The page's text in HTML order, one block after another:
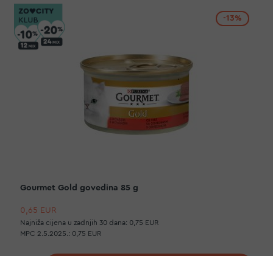
-13%
Gourmet Gold govedina 85 g
0,65 EUR
Najniža cijena u zadnjih 30 dana: 0,75 EUR
MPC 2.5.2025.: 0,75 EUR